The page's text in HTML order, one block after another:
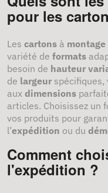
pour les
Les cartons à
variété de formats
besoin de hauteur
de largeur spécifiques,
aux dimensions
articles. Choisissez un
vos produits pour
l’expédition ou du
Comment
l'expédition ?